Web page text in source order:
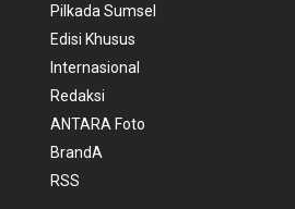
Pilkada Sumsel
Edisi Khusus
Internasional
Redaksi
ANTARA Foto
BrandA
RSS